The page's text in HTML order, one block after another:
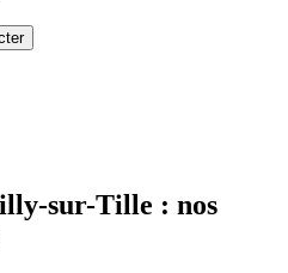
sur-Tille : nos